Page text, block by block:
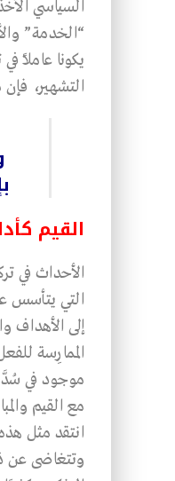
السياسي
“الخدمة”
يكونا عاملاً
التشهير،
القيم
الأحداث في
التي يتأسس
إلى الأهداف
الممارِسة
موجود في
مع القيم
انتقد مثل
وتتغاضى عن